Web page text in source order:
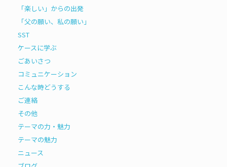
「楽しい」からの出発
「父の願い、私の願い」
SST
ケースに学ぶ
ごあいさつ
コミュニケーション
こんな時どうする
ご連絡
その他
テーマの力・魅力
テーマの魅力
ニュース